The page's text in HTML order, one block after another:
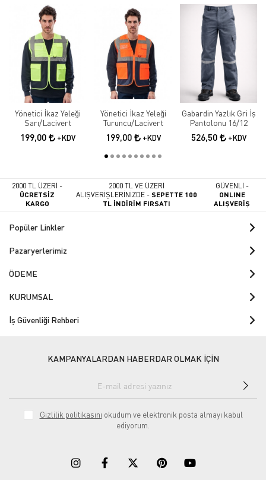
Yönetici İkaz Yeleği
Sarı/Lacivert
199,00 +KDV
Yönetici İkaz Yeleği
Turuncu/Lacivert
199,00 +KDV
Gabardin Yazlık Gri İş
Pantolonu 16/12
526,50 +KDV
2000 TL ÜZERİ -
ÜCRETSİZ
KARGO
2000 TL VE ÜZERİ
ALIŞVERİŞLERİNİZDE -SEPETTE 100
TL İNDİRİM FIRSATI
GÜVENLİ -
ONLINE
ALIŞVERİŞ
Popüler Linkler
Pazaryerlerimiz
ÖDEME
KURUMSAL
İş Güvenliği Rehberi
KAMPANYALARDAN HABERDAR OLMAK İÇİN
Gizlilik politikasını okudum ve elektronik posta almayı kabul
ediyorum.